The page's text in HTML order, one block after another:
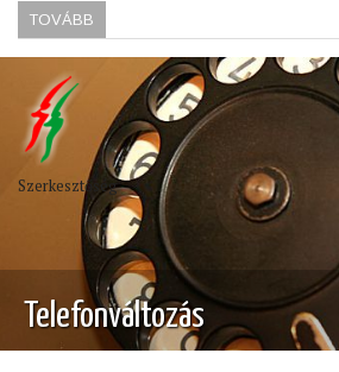
TOVÁBB
FEGYVERÜNK
AZ
INFLÁCIÓ)
Telefonváltozás
Szerkesztőség